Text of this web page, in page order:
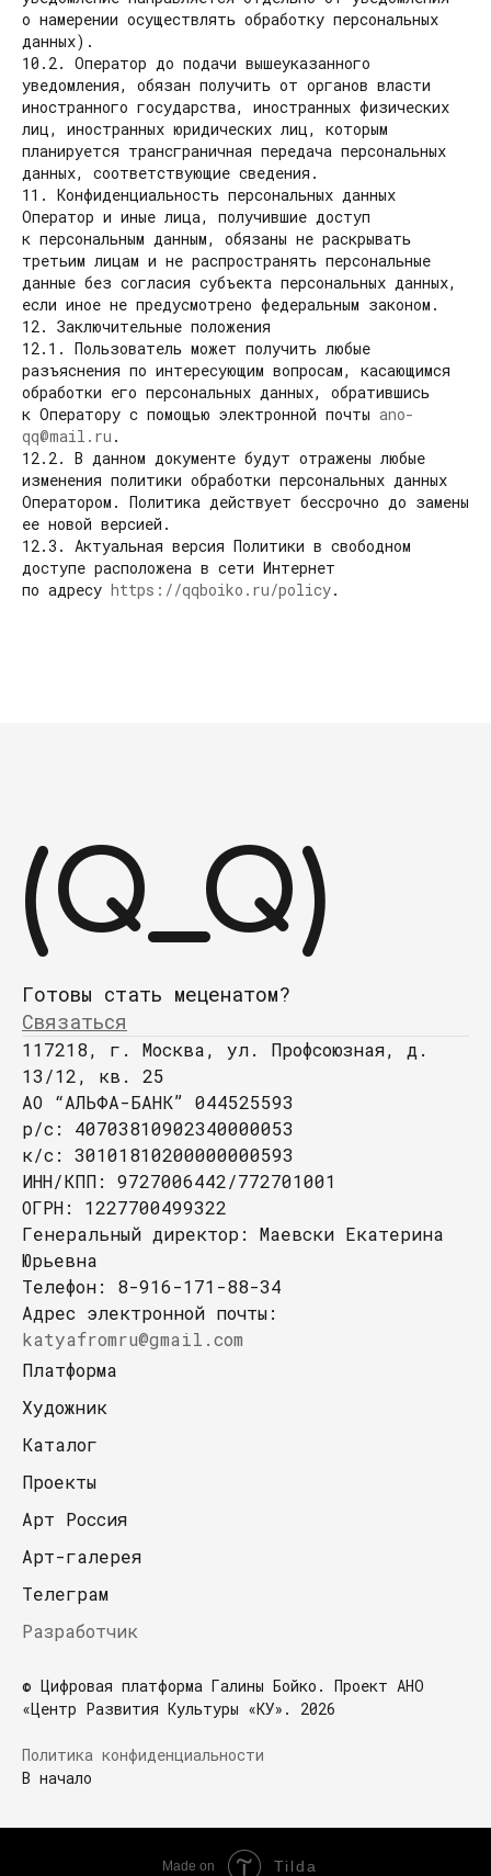
о намерении осуществлять обработку персональных
данных).
10.2. Оператор до подачи вышеуказанного
уведомления, обязан получить от органов власти
иностранного государства, иностранных физических
лиц, иностранных юридических лиц, которым
планируется трансграничная передача персональных
данных, соответствующие сведения.
11. Конфиденциальность персональных данных
Оператор и иные лица, получившие доступ
к персональным данным, обязаны не раскрывать
третьим лицам и не распространять персональные
данные без согласия субъекта персональных данных,
если иное не предусмотрено федеральным законом.
12. Заключительные положения
12.1. Пользователь может получить любые
разъяснения по интересующим вопросам, касающимся
обработки его персональных данных, обратившись
к Оператору с помощью электронной почты ano-
qq@mail.ru .
12.2. В данном документе будут отражены любые
изменения политики обработки персональных данных
Оператором. Политика действует бессрочно до замены
ее новой версией.
12.3. Актуальная версия Политики в свободном
доступе расположена в сети Интернет
по адресу https://qqboiko.ru/policy.
(Q_Q)
Готовы стать меценатом?
Связаться
117218, г. Москва, ул. Профсоюзная, д.
13/12, кв. 25
АО “АЛЬФА-БАНК” 044525593
p/с: 40703810902340000053
к/с: 30101810200000000593
ИНН/КПП: 9727006442/772701001
ОГРН: 1227700499322
Генеральный директор: Маевски Екатерина
Юрьевна
Телефон: 8-916-171-88-34
Адрес электронной почты:
katyafromru@gmail.com
Платформа
Художник
Каталог
Проекты
Арт Россия
Арт-галерея
Телеграм
Разработчик
© Цифровая платформа Галины Бойко. Проект АНО
«Центр Развития Культуры «КУ». 2026
Политика конфиденциальности
В начало
Made on Tilda